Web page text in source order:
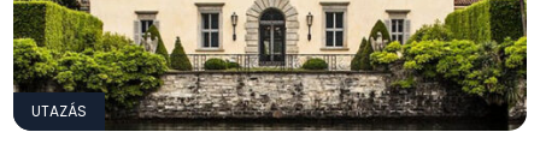
UTAZÁS